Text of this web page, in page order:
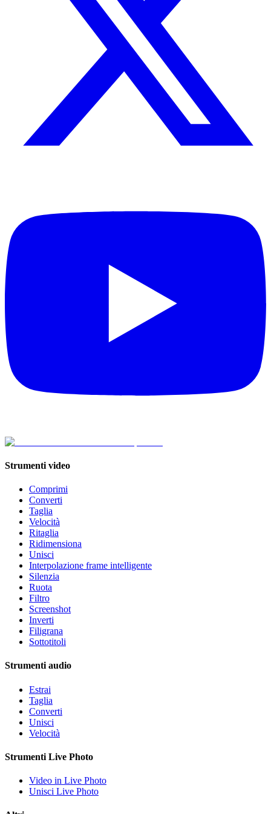
Strumenti video
Comprimi
Converti
Taglia
Velocità
Ritaglia
Ridimensiona
Unisci
Interpolazione frame intelligente
Silenzia
Ruota
Filtro
Screenshot
Inverti
Filigrana
Sottotitoli
Strumenti audio
Estrai
Taglia
Converti
Unisci
Velocità
Strumenti Live Photo
Video in Live Photo
Unisci Live Photo